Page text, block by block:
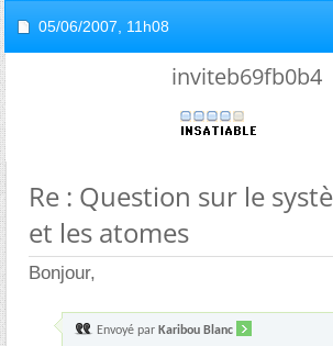
05/06/2007, 11h08
inviteb69fb0b4
Re : Question sur le
et les atomes
Bonjour,
Envoyé par Karibou Blanc